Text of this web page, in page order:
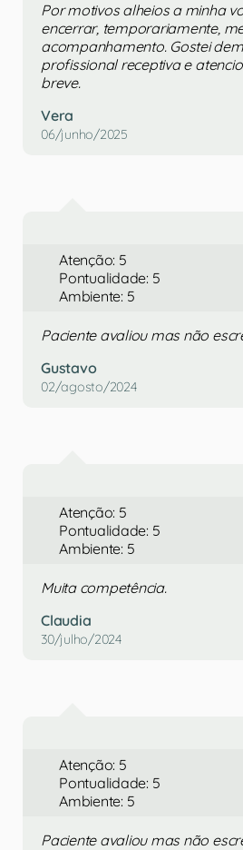
Por motivos alheios a minha
encerrar, temporariamente,
acompanhamento. Gostei
profissional receptiva e
breve.
Vera
06/junho/2025
Atenção: 5
Pontualidade: 5
Ambiente: 5
Paciente avaliou mas não
Gustavo
02/agosto/2024
Atenção: 5
Pontualidade: 5
Ambiente: 5
Muita competência.
Claudia
30/julho/2024
Atenção: 5
Pontualidade: 5
Ambiente: 5
Paciente avaliou mas não